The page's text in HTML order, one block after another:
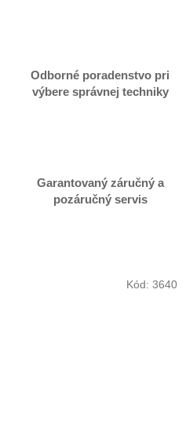
Odborné poradenstvo pri
výbere správnej techniky
Garantovaný záručný a
pozáručný servis
Kód: 3640